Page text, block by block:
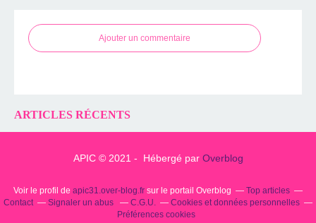
Ajouter un commentaire
ARTICLES RÉCENTS
APIC © 2021 - Hébergé par Overblog
Voir le profil de apic31.over-blog.fr sur le portail Overblog
Top articles
Contact
Signaler un abus C.G.U.
Cookies et données personnelles
Préférences cookies